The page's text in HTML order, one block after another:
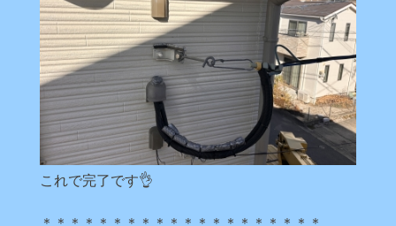
これで完了です👌
＊＊＊＊＊＊＊＊＊＊＊＊＊＊＊＊＊＊＊＊